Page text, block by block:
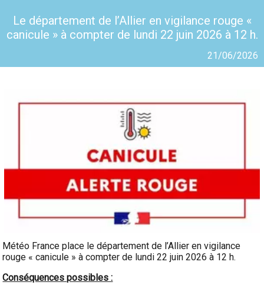
Le département de l’Allier en vigilance rouge «
canicule » à compter de lundi 22 juin 2026 à 12 h.
21/06/2026
Météo France place le département de l’Allier en vigilance
rouge « canicule » à compter de lundi 22 juin 2026 à 12 h.
Conséquences possibles :